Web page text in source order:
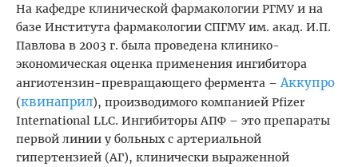
На кафедре клинической фармакологии РГМУ и на
базе Института фармакологии СПГМУ им. акад. И.П.
Павлова в 2003 г. была проведена клинико-
экономическая оценка применения ингибитора
ангиотензин-превращающего фермента –Аккупро
(квинаприл), производимого компанией Pfizer
International LLC. Ингибиторы АПФ – это препараты
первой линии у больных с артериальной
гипертензией (АГ), клинически выраженной